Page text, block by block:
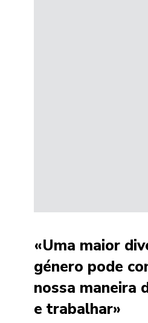
«Uma maior
género pode
nossa maneira
e trabalhar»